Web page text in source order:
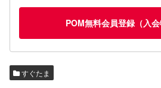
POM無料会員登録（入会
すぐたま